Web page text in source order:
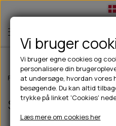
TIL
💧FODER-
TIL
TIL
Forside Til hunde Halsbånd,
Seler
Vi bruger
Vi bruger egne cookies og
personalisere din
at undersøge, hvordan vores
besøgende. Du kan altid
trykke på linket 'Cookies'
Læs mere om cookies her